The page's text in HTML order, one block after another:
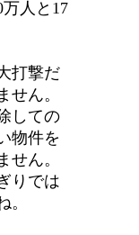
人と17
打撃だ
せん。
しての
物件を
せん。
りでは
。